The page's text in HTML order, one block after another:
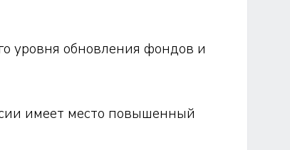
уровня обновления фондов и
имеет место повышенный